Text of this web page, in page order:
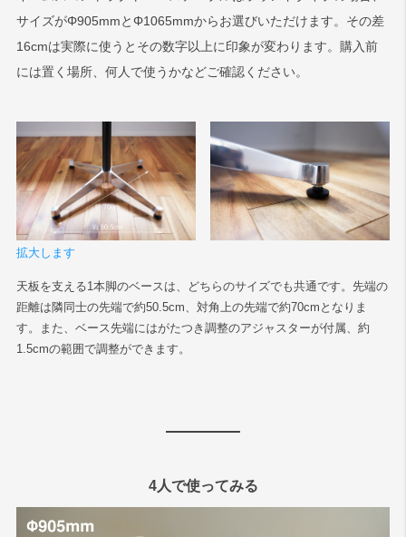
サイズがΦ905mmとΦ1065mmからお選びいただけます。その差
16cmは実際に使うとその数字以上に印象が変わります。購入前
には置く場所、何人で使うかなどご確認ください。
拡大します
天板を支える1本脚のベースは、どちらのサイズでも共通です。先端の
距離は隣同士の先端で約50.5cm、対角上の先端で約70cmとなりま
す。また、ベース先端にはがたつき調整のアジャスターが付属、約
1.5cmの範囲で調整ができます。
4人で使ってみる